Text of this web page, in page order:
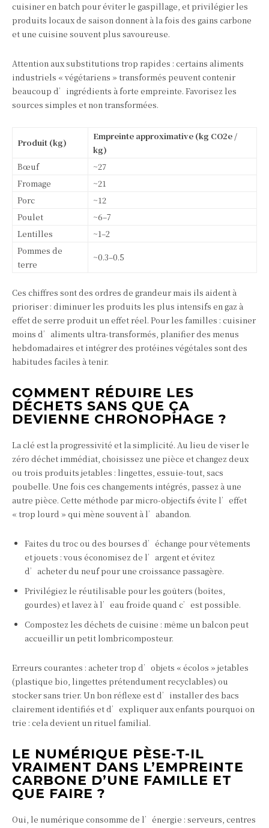
cuisiner en batch pour éviter le gaspillage, et privilégier les
produits locaux de saison donnent à la fois des gains carbone
et une cuisine souvent plus savoureuse.
Attention aux substitutions trop rapides : certains aliments
industriels « végétariens » transformés peuvent contenir
beaucoup d’ingrédients à forte empreinte. Favorisez les
sources simples et non transformées.
Produit (kg)
Empreinte approximative (kg CO2e /
kg)
Bœuf
~27
Fromage
~21
Porc
~12
Poulet
~6–7
Lentilles
~1–2
Pommes de
terre
~0.3–0.5
Ces chiffres sont des ordres de grandeur mais ils aident à
prioriser : diminuer les produits les plus intensifs en gaz à
effet de serre produit un effet réel. Pour les familles : cuisiner
moins d’aliments ultra-transformés, planifier des menus
hebdomadaires et intégrer des protéines végétales sont des
habitudes faciles à tenir.
COMMENT RÉDUIRE LES
DÉCHETS SANS QUE ÇA
DEVIENNE CHRONOPHAGE ?
La clé est la progressivité et la simplicité. Au lieu de viser le
zéro déchet immédiat, choisissez une pièce et changez deux
ou trois produits jetables : lingettes, essuie-tout, sacs
poubelle. Une fois ces changements intégrés, passez à une
autre pièce. Cette méthode par micro-objectifs évite l’effet
« trop lourd » qui mène souvent à l’abandon.
Faites du troc ou des bourses d’échange pour vêtements
et jouets : vous économisez de l’argent et évitez
d’acheter du neuf pour une croissance passagère.
Privilégiez le réutilisable pour les goûters (boîtes,
gourdes) et lavez à l’eau froide quand c’est possible.
Compostez les déchets de cuisine : même un balcon peut
accueillir un petit lombricomposteur.
Erreurs courantes : acheter trop d’objets « écolos » jetables
(plastique bio, lingettes prétendument recyclables) ou
stocker sans trier. Un bon réflexe est d’installer des bacs
clairement identifiés et d’expliquer aux enfants pourquoi on
trie : cela devient un rituel familial.
LE NUMÉRIQUE PÈSE-T-IL
VRAIMENT DANS L’EMPREINTE
CARBONE D’UNE FAMILLE ET
QUE FAIRE ?
Oui, le numérique consomme de l’énergie : serveurs, centres